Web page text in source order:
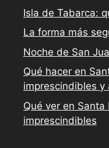
Isla de Tabarca:
La forma más
Noche de San
Qué hacer en
imprescindibles
Qué ver en
imprescindibles